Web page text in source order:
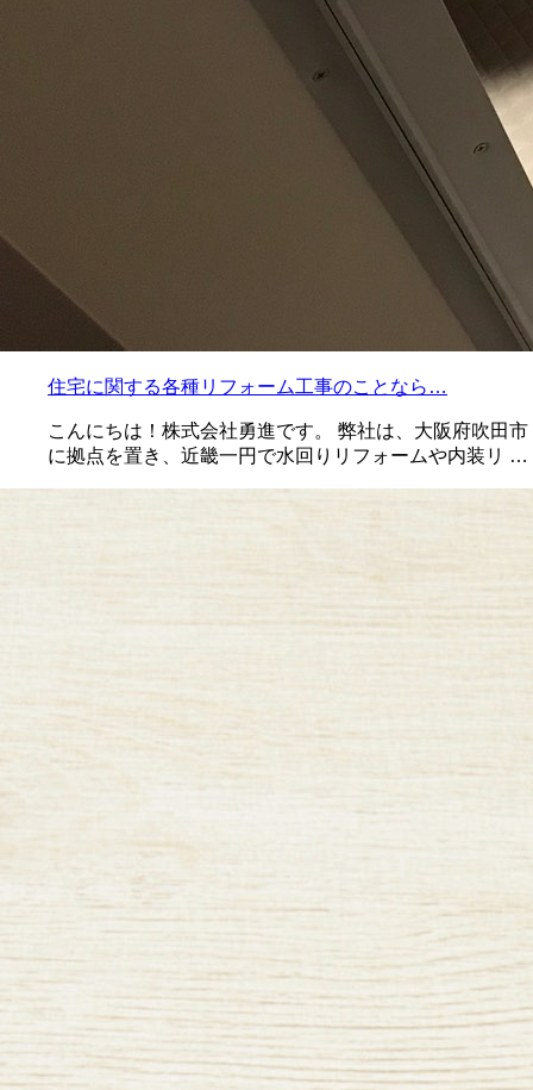
住宅に関する各種リフォーム工事のことなら…
こんにちは！株式会社勇進です。 弊社は、大阪府吹田市
に拠点を置き、近畿一円で水回りリフォームや内装リ …